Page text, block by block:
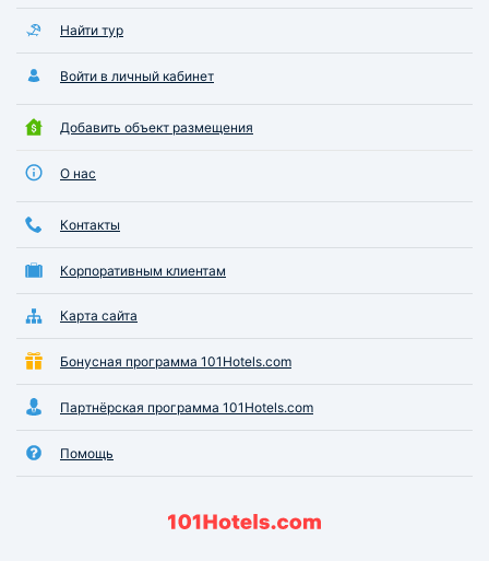
Найти тур
Войти в личный кабинет
Добавить объект размещения
О нас
Контакты
Корпоративным клиентам
Карта сайта
Бонусная программа 101Hotels.com
Партнёрская программа 101Hotels.com
Помощь